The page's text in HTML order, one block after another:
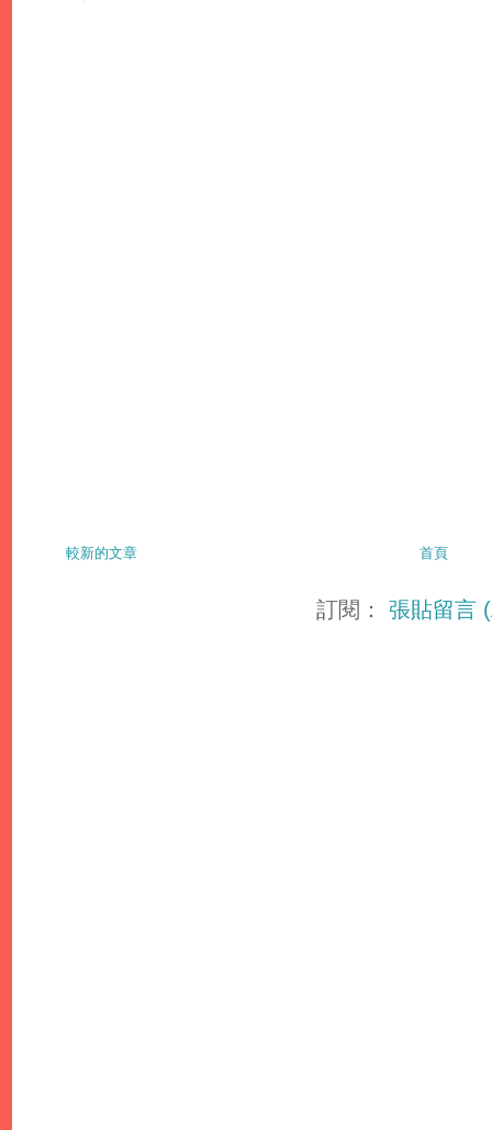
較新的文章 首頁
訂閱：張貼留言